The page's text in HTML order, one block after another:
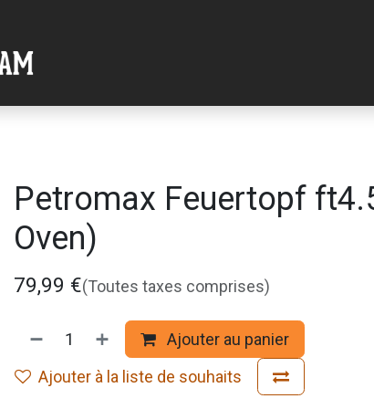
Petromax Feuertopf
Oven)
79,99 €(Toutes taxes comprises)
Ajouter au panier
Ajouter à la liste de souhaits